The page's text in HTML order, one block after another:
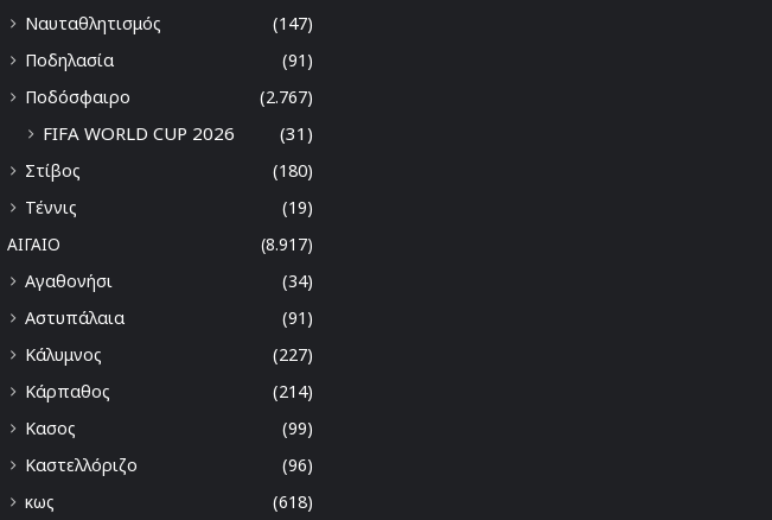
Ναυταθλητισμός
(147)
Ποδηλασία
(91)
Ποδόσφαιρο
(2.767)
FIFA WORLD CUP 2026 (31)
Στίβος
(180)
Τέννις
(19)
ΑΙΓΑΙΟ
(8.917)
Αγαθονήσι
(34)
Αστυπάλαια
(91)
Κάλυμνος
(227)
Κάρπαθος
(214)
Κασος
(99)
Καστελλόριζο
(96)
κως
(618)